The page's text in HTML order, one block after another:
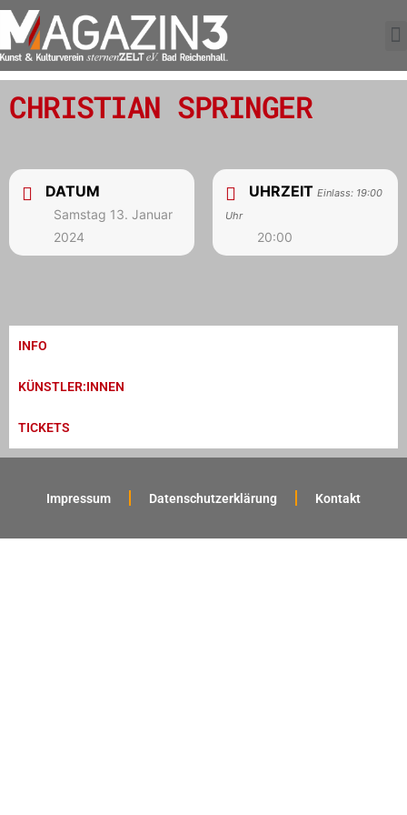
CHRISTIAN SPRINGER
DATUM
Samstag 13. Januar
2024
UHRZEIT Einlass: 19:00
Uhr
20:00
INFO
KÜNSTLER:INNEN
TICKETS
Impressum Datenschutzerklärung Kontakt